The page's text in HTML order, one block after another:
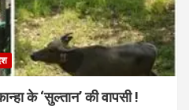
के ‘सुल्तान’ की वापसी !